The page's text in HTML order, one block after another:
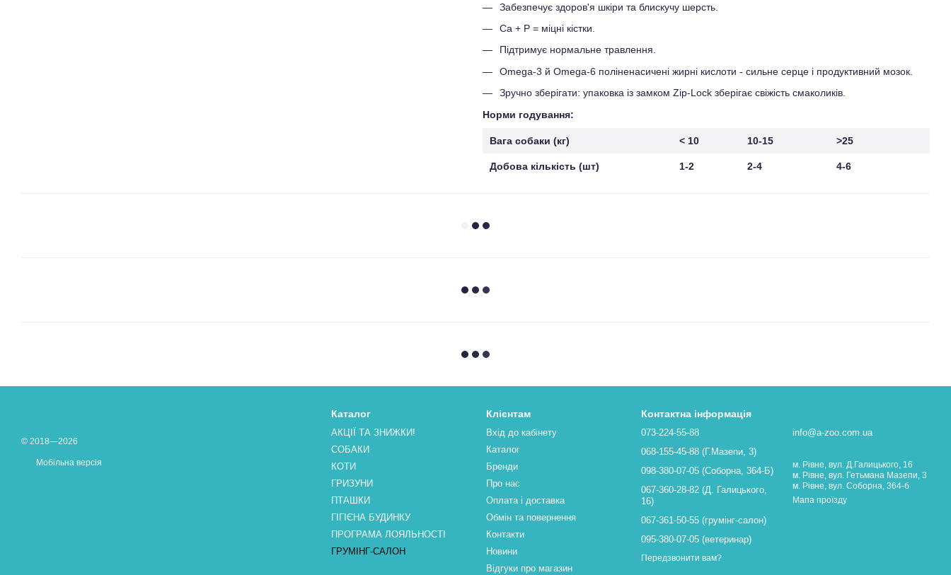
Забезпечує здоров'я шкіри та блискучу шерсть.
Ca + P = міцні кістки.
Підтримує нормальне травлення.
Omega-3 й Omega-6 поліненасичені жирні кислоти - сильне серце і продуктивний мозок.
Зручно зберігати: упаковка із замком Zір-Lосk зберігає свіжість смаколиків.
Норми годування:
Вага собаки (кг) < 10 10-15 >25
Добова кількість (шт) 1-2 2-4 4-6
© 2018—2026
Мобільна версія
Каталог
АКЦІЇ ТА ЗНИЖКИ!
СОБАКИ
КОТИ
ГРИЗУНИ
ПТАШКИ
ГІГІЄНА БУДИНКУ
ПРОГРАМА ЛОЯЛЬНОСТІ
ГРУМІНГ-САЛОН
Клієнтам
Вхід до кабінету
Каталог
Бренди
Про нас
Оплата і доставка
Обмін та повернення
Контакти
Новини
Відгуки про магазин
Контактна інформація
073-224-55-88
068-155-45-88 (Г.Мазепи, 3)
098-380-07-05 (Соборна, 364-Б)
067-360-28-82 (Д. Галицького,
16)
067-361-50-55 (грумінг-салон)
095-380-07-05 (ветеринар)
Передзвонити вам?
info@a-zoo.com.ua
м. Рівне, вул. Д.Галицького, 16
м. Рівне, вул. Гетьмана Мазепи, 3
м. Рівне, вул. Соборна, 364-б
Мапа проїзду